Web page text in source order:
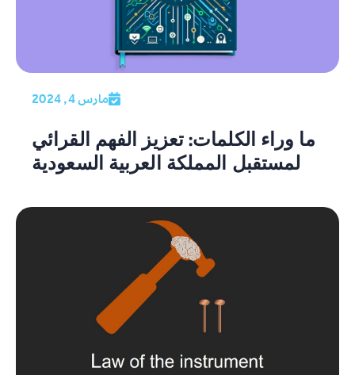
مارس 4, 2024
ما وراء الكلمات: تعزيز الفهم القرائي
لمستقبل المملكة العربية السعودية